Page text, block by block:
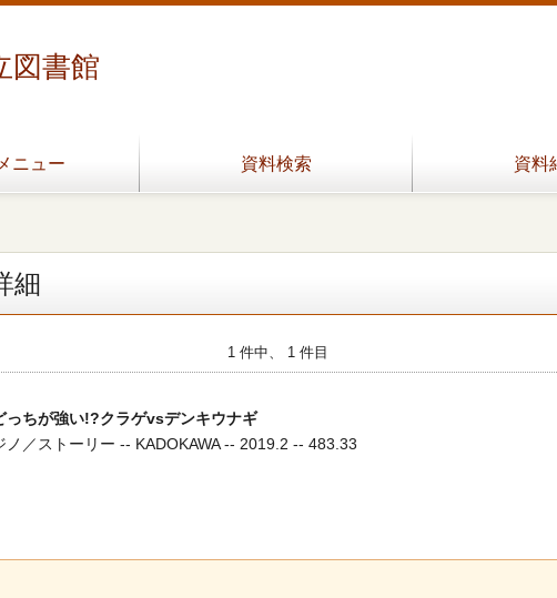
図書館
ニュー 資料検索 資料
細
1 件中、 1 件目
っちが強い!?クラゲvsデンキウナギ
ノ／ストーリー -- KADOKAWA -- 2019.2 -- 483.33